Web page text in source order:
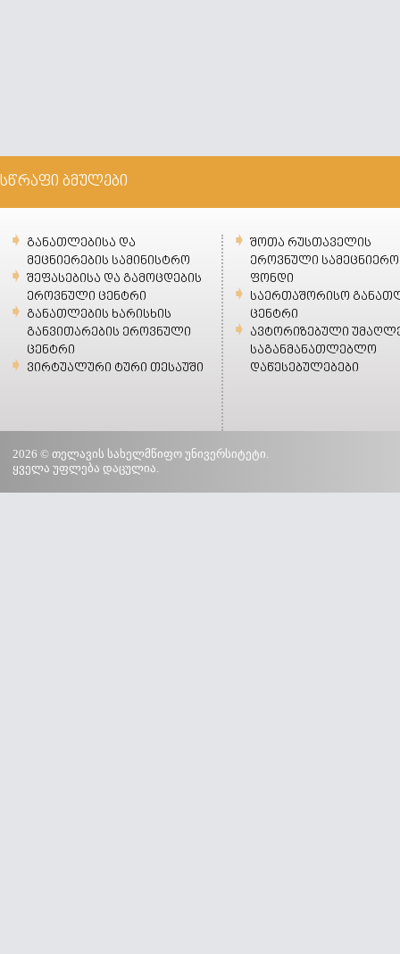
სწრაფი ბმულები
განათლებისა და
მეცნიერების სამინისტრო
შეფასებისა და გამოცდების
ეროვნული ცენტრი
განათლების ხარისხის
განვითარების ეროვნული
ცენტრი
ვირტუალური ტური თესაუში
შოთა რუსთაველის
ეროვნული სამეცნიერო
ფონდი
საერთაშორისო
ცენტრი
ავტორიზებული
საგანმანათლებლო
დაწესებულებები
2026 © თელავის სახელმწიფო უნივერსიტეტი.
ყველა უფლება დაცულია.